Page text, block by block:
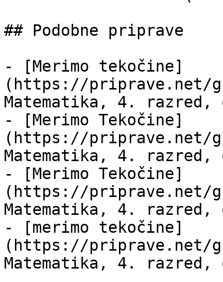
## Podobne priprave
- [Merimo tekočine]
(https://priprave.net/
Matematika, 4. razred,
- [Merimo Tekočine]
(https://priprave.net/
Matematika, 4. razred,
- [Merimo Tekočine]
(https://priprave.net/
Matematika, 4. razred,
- [merimo tekočine]
(https://priprave.net/
Matematika, 4. razred,